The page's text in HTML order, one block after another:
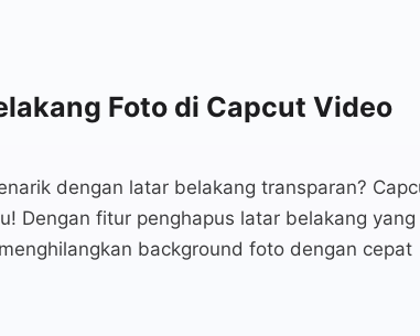
Foto di Capcut Video
dengan latar belakang transparan?
Dengan fitur penghapus latar belakang yang
background foto dengan cepat